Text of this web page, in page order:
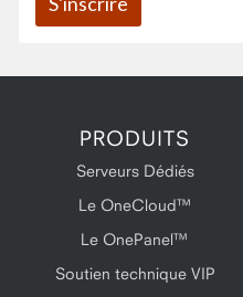
PRODUITS
Serveurs Dédiés
Le OneCloud™
Le OnePanel™
Soutien technique VIP